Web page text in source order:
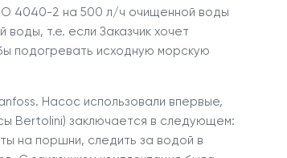
4040-2 на 500 л/ч очищенной воды
т.е. если Заказчик хочет
подогревать исходную морскую
Насос использовали впервые,
Bertolini) заключается в следующем:
на поршни, следить за водой в